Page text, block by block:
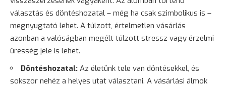
választás és döntéshozatal – még ha csak szimbolikus is –
megnyugtató lehet. A túlzott, értelmetlen vásárlás
azonban a valóságban megélt túlzott stressz vagy érzelmi
üresség jele is lehet.
Döntéshozatal: Az életünk tele van döntésekkel, és
sokszor nehéz a helyes utat választani. A vásárlási álmok